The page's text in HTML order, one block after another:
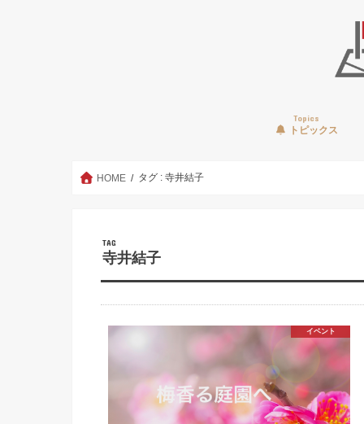
Topics
トピックス
HOME タグ : 寺井結子
TAG
寺井結子
イベント